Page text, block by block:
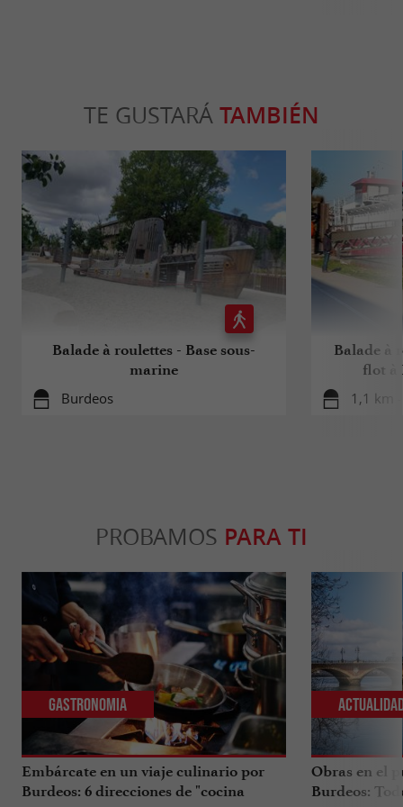
TE GUSTARÁ TAMBIÉN
Balade à roulettes - Base sous-
marine
Burdeos
Balade à
flot à
1,1 km
PROBAMOS PARA TI
Embárcate en un viaje culinario por
Burdeos: 6 direcciones de "cocina
Gastronomia
Obras en el
Burdeos: